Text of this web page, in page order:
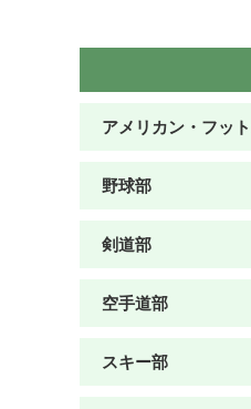
アメリカン・フッ
野球部
剣道部
空手道部
スキー部